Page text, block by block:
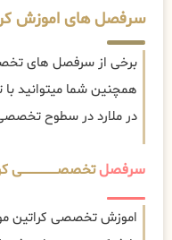
سرفصل های اموزش
برخی از سرفصل های
همچنین شما میتوانید
در ملارد در سطوح تخصصی
سرفصل
اموزش تخصصی کراتین مو